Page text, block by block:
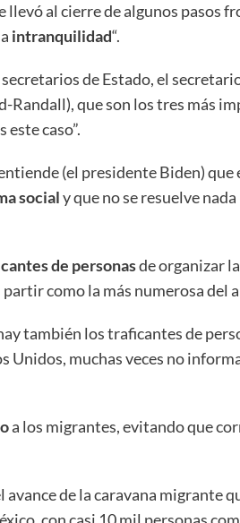
llevó al cierre de algunos pasos
intranquilidad“.
de Estado, el
que son los tres más
caso”.
(el presidente Biden)
socialy que no se resuelve
de personasde organizar
como la más numerosa del
también los traficantes de
Unidos, muchas veces no
a los migrantes, evitando que
de la caravana migrante